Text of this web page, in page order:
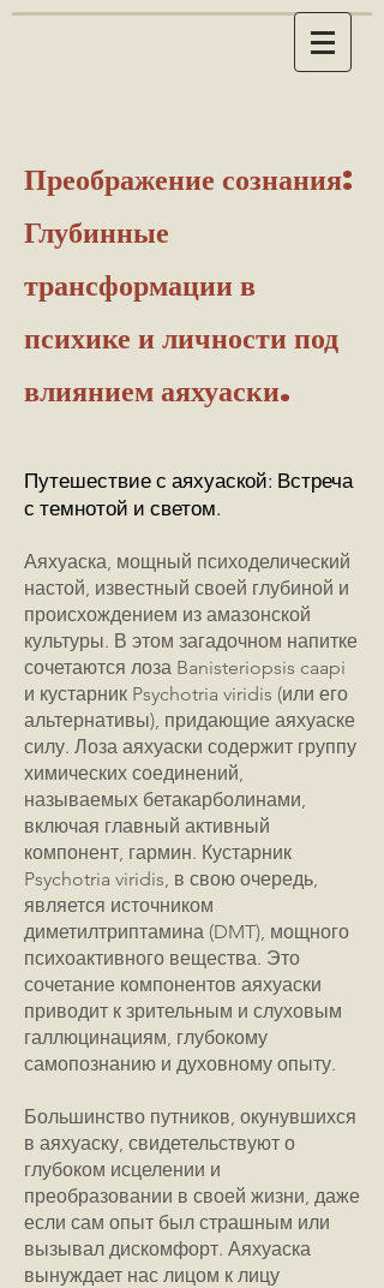
Преображение сознания:
Глубинные
трансформации в
психике и личности под
влиянием аяхуаски.
​Путешествие с аяхуаской: Встреча
с темнотой и светом.
Аяхуаска, мощный психоделический
настой, известный своей глубиной и
происхождением из амазонской
культуры. В этом загадочном напитке
сочетаются лоза Banisteriopsis caapi
и кустарник Psychotria viridis (или его
альтернативы), придающие аяхуаске
силу. Лоза аяхуаски содержит группу
химических соединений,
называемых бетакарболинами,
включая главный активный
компонент, гармин. Кустарник
Psychotria viridis, в свою очередь,
является источником
диметилтриптамина (DMT), мощного
психоактивного вещества. Это
сочетание компонентов аяхуаски
приводит к зрительным и слуховым
галлюцинациям, глубокому
самопознанию и духовному опыту.
Большинство путников, окунувшихся
в аяхуаску, свидетельствуют о
глубоком исцелении и
преобразовании в своей жизни, даже
если сам опыт был страшным или
вызывал дискомфорт. Аяхуаска
вынуждает нас лицом к лицу